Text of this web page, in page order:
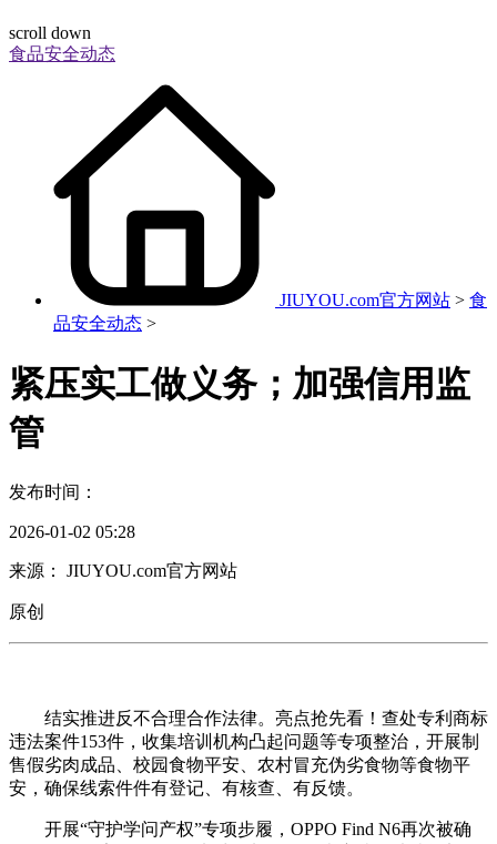
scroll down
食品安全动态
JIUYOU.com官方网站 > 食
品安全动态 >
紧压实工做义务；加强信用监
管
发布时间：
2026-01-02 05:28
来源： JIUYOU.com官方网站
原创
结实推进反不合理合作法律。亮点抢先看！查处专利商标
违法案件153件，收集培训机构凸起问题等专项整治，开展制
售假劣肉成品、校园食物平安、农村冒充伪劣食物等食物平
安，确保线索件件有登记、有核查、有反馈。
开展“守护学问产权”专项步履，OPPO Find N6再次被确